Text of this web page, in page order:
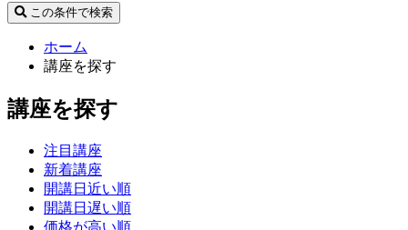
この条件で検索
ホーム
講座を探す
講座を探す
注目講座
新着講座
開講日近い順
開講日遅い順
価格が高い順